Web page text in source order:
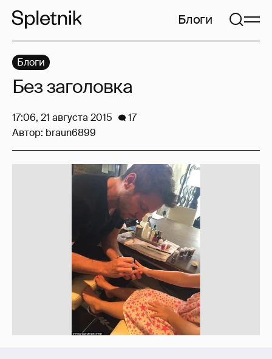
Блоги
Блоги
Без заголовка
17:06, 21 августа 2015
17
Автор: braun6899